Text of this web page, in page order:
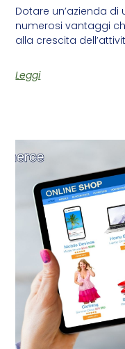
Dotare un’azienda
numerosi vantaggi
alla crescita
Leggi